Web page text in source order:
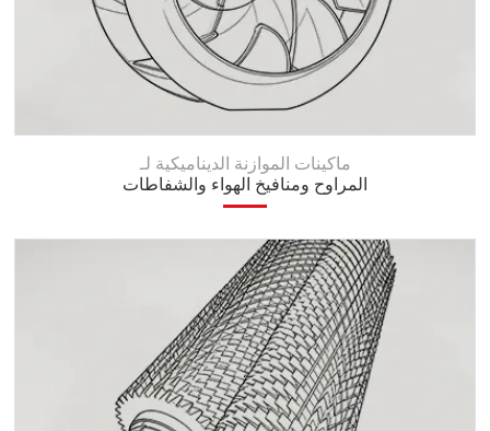
ماكينات الموازنة الديناميكية لـ
المراوح ومنافيخ الهواء والشفاطات